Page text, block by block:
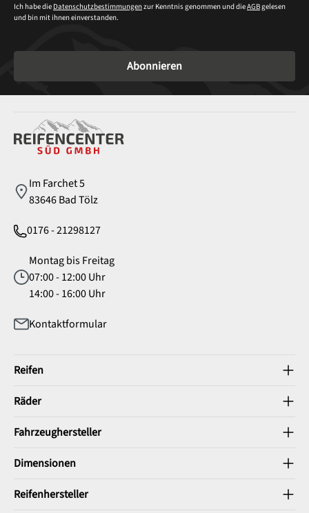
Ich habe die Datenschutzbestimmungenzur Kenntnis genommen und dieAGBgelesen
und bin mit ihnen einverstanden.
Abonnieren
Im Farchet 5
83646 Bad Tölz
0176 - 21298127
Montag bis Freitag
07:00 - 12:00 Uhr
14:00 - 16:00 Uhr
Kontaktformular
Reifen
Räder
Fahrzeughersteller
Dimensionen
Reifenhersteller